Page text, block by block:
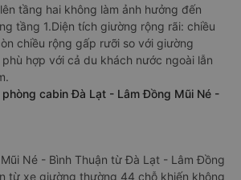
tầng hai không làm ảnh hưởng đến
tầng 1.Diện tích giường rộng rãi: chiều
chiều rộng gấp rưỡi so với giường
hợp với cả du khách nước ngoài lẫn
cabin Đà Lạt - Lâm Đồng Mũi Né -
Né - Bình Thuận từ Đà Lạt - Lâm Đồng
từ xe giường thường 44 chỗ khiến không